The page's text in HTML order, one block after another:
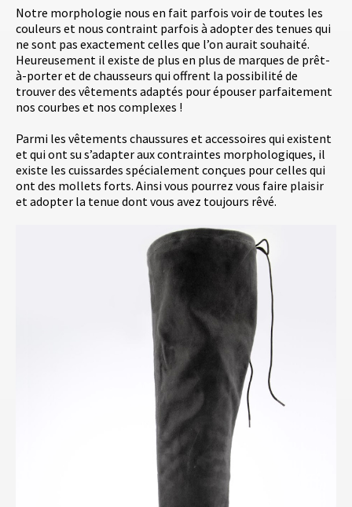
Notre morphologie nous en fait parfois voir de toutes les
couleurs et nous contraint parfois à adopter des tenues qui
ne sont pas exactement celles que l’on aurait souhaité.
Heureusement il existe de plus en plus de marques de prêt-
à-porter et de chausseurs qui offrent la possibilité de
trouver des vêtements adaptés pour épouser parfaitement
nos courbes et nos complexes !
Parmi les vêtements chaussures et accessoires qui existent
et qui ont su s’adapter aux contraintes morphologiques, il
existe les cuissardes spécialement conçues pour celles qui
ont des mollets forts. Ainsi vous pourrez vous faire plaisir
et adopter la tenue dont vous avez toujours rêvé.